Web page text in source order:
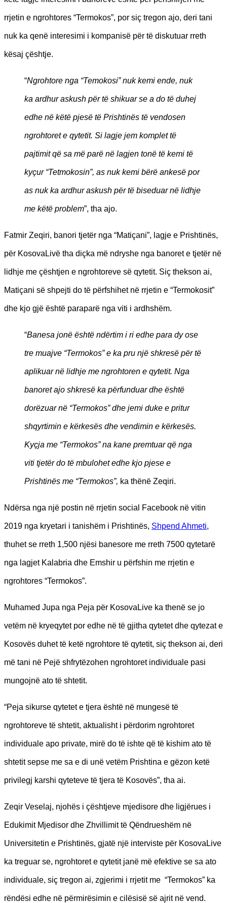
rrjetin e ngrohtores “Termokos”, por siç tregon ajo, deri tani
nuk ka qenë interesimi i kompanisë për të diskutuar rreth
kësaj çështje.
“Ngrohtore nga “Temokosi” nuk kemi ende, nuk
ka ardhur askush për të shikuar se a do të duhej
edhe në këtë pjesë të Prishtinës të vendosen
ngrohtoret e qytetit. Si lagje jem komplet të
pajtimit që sa më parë në lagjen tonë të kemi të
kyçur “Tetmokosin”, as nuk kemi bërë ankesë por
as nuk ka ardhur askush për të biseduar në lidhje
me këtë problem”, tha ajo.
Fatmir Zeqiri, banori tjetër nga “Matiçani”, lagje e Prishtinës,
për KosovaLivë tha diçka më ndryshe nga banoret e tjetër në
lidhje me çështjen e ngrohtoreve së qytetit. Siç thekson ai,
Matiçani së shpejti do të përfshihet në rrjetin e “Termokosit”
dhe kjo gjë është paraparë nga viti i ardhshëm.
“Banesa jonë është ndërtim i ri edhe para dy ose
tre muajve “Termokos” e ka pru një shkresë për të
aplikuar në lidhje me ngrohtoren e qytetit. Nga
banoret ajo shkresë ka përfunduar dhe është
dorëzuar në “Termokos” dhe jemi duke e pritur
shqyrtimin e kërkesës dhe vendimin e kërkesës.
Kyçja me “Termokos” na kane premtuar që nga
viti tjetër do të mbulohet edhe kjo pjese e
Prishtinës me “Termokos”, ka thënë Zeqiri.
Ndërsa nga një postin në rrjetin social Facebook në vitin
2019 nga kryetari i tanishëm i Prishtinës, Shpend Ahmeti,
thuhet se rreth 1,500 njësi banesore me rreth 7500 qytetarë
nga lagjet Kalabria dhe Emshir u përfshin me rrjetin e
ngrohtores “Termokos”.
Muhamed Jupa nga Peja për KosovaLive ka thenë se jo
vetëm në kryeqytet por edhe në të gjitha qytetet dhe qytezat e
Kosovës duhet të ketë ngrohtore të qytetit, siç thekson ai, deri
më tani në Pejë shfrytëzohen ngrohtoret individuale pasi
mungojnë ato të shtetit.
“Peja sikurse qytetet e tjera është në mungesë të
ngrohtoreve të shtetit, aktualisht i përdorim ngrohtoret
individuale apo private, mirë do të ishte që të kishim ato të
shtetit sepse me sa e di unë vetëm Prishtina e gëzon ketë
privilegj karshi qyteteve të tjera të Kosovës”, tha ai.
Zeqir Veselaj, njohës i çështjeve mjedisore dhe ligjërues i
Edukimit Mjedisor dhe Zhvillimit të Qëndrueshëm në
Universitetin e Prishtinës, gjatë një interviste për KosovaLive
ka treguar se, ngrohtoret e qytetit janë më efektive se sa ato
individuale, siç tregon ai, zgjerimi i rrjetit me “Termokos” ka
rëndësi edhe në përmirësimin e cilësisë së ajrit në vend.